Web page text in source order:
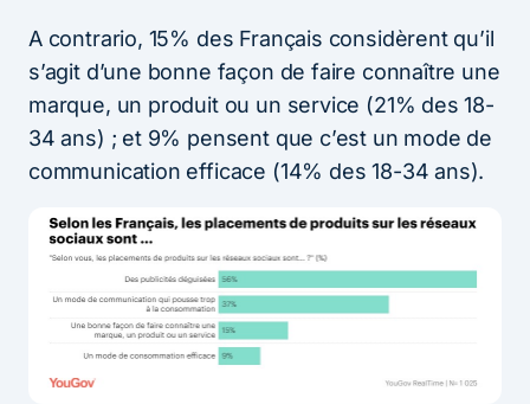
A contrario, 15% des Français considèrent qu’il
s’agit d’une bonne façon de faire connaître une
marque, un produit ou un service (21% des 18-
34 ans) ; et 9% pensent que c’est un mode de
communication efficace (14% des 18-34 ans).